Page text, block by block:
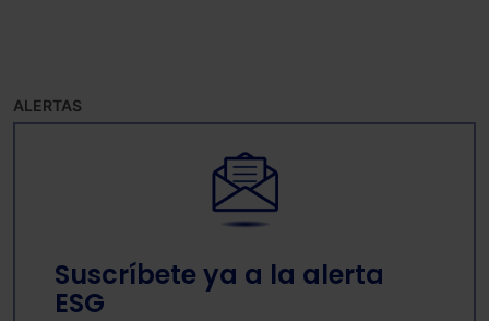
ALERTAS
Suscríbete ya a la alerta
ESG